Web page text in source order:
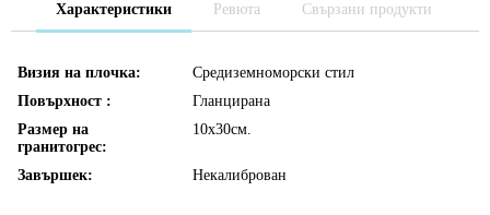
Характеристики Ревюта Свързани продукти
Визия на плочка:
Средиземноморски стил
Повърхност :
Гланцирана
Размер на
гранитогрес:
10х30см.
Завършек: Некалиброван